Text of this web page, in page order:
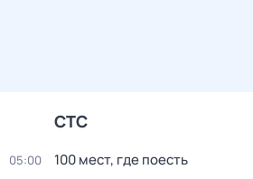
СТС
05:00 100 мест, где поесть